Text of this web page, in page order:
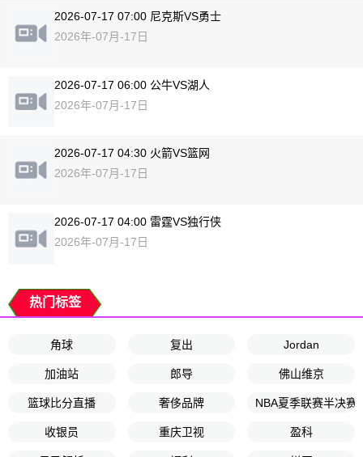
2026-07-17 07:00 尼克斯VS勇士
2026年-07月-17日
2026-07-17 06:00 公牛VS湖人
2026年-07月-17日
2026-07-17 04:30 火箭VS篮网
2026年-07月-17日
2026-07-17 04:00 雷霆VS独行侠
2026年-07月-17日
热门标签
角球 复出 Jordan
加油站 郎导 佛山维京
篮球比分直播 奢侈品牌 NBA夏季联赛半决赛
收银员 重庆卫视 盈科